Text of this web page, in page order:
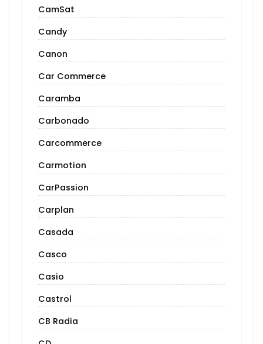
CamSat
Candy
Canon
Car Commerce
Caramba
Carbonado
Carcommerce
Carmotion
CarPassion
Carplan
Casada
Casco
Casio
Castrol
CB Radia